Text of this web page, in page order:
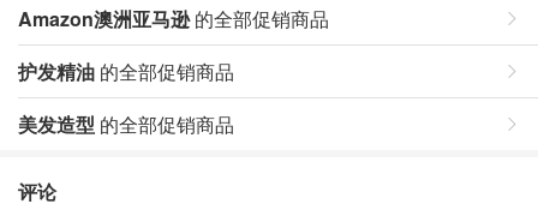
Amazon澳洲亚马逊的全部促销商品
护发精油 的全部促销商品
美发造型 的全部促销商品
评论